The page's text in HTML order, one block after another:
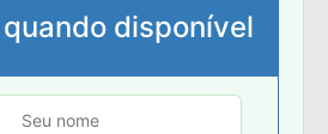
disponível